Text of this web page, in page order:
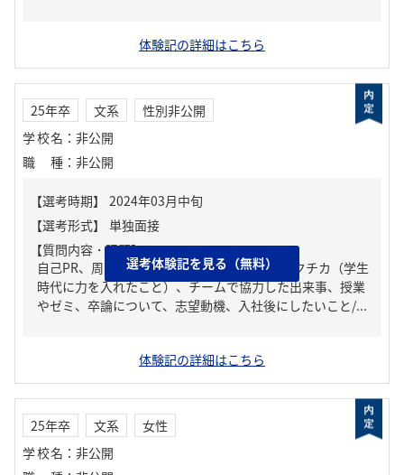
体験記の詳細はこちら
25年卒 文系
性別非公開
学校名 ： 非公開
職種 ： 非公開
【質問内容・課題】
自己PR、周りからどんな人といわれる？、ガクチカ（学生
時代に力を入れたこと）、チームで協力した出来事、授業
やゼミ、卒論について、志望動機、入社後にしたいこと/...
選考体験記を見る（無料）
体験記の詳細はこちら
25年卒 文系
女性
学校名 ： 非公開